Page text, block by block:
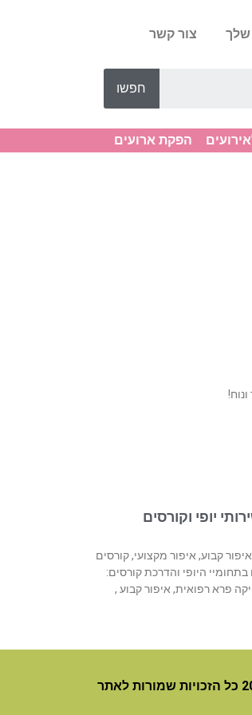
צור קשר
חפשו
הפקת ארועים
יופי וקורסים
פנים, איפור קבוע, איפור מקצועי, קורסים
היופי והדרכת קורסים:
פרא רפואית, איפור קבוע ,